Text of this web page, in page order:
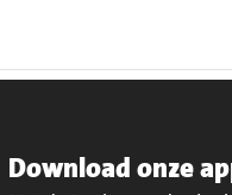
Download onze